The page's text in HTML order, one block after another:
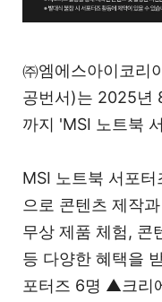
㈜엠에스아이코
공번서)는 2025년
까지 'MSI 노트북
MSI 노트북 서포
으로 콘텐츠 제작
무상 제품 체험, 콘
등 다양한 혜택을
포터즈 6명 ▲크리